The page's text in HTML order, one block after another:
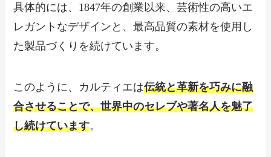
具体的には、1847年の創業以来、芸術性の高いエ
レガントなデザインと、最高品質の素材を使用し
た製品づくりを続けています。
このように、カルティエは伝統と革新を巧みに融
合させることで、世界中のセレブや著名人を魅了
し続けています。